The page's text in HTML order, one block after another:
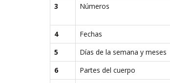
3
Números
4
Fechas
5
Días de la semana y meses
6
Partes del cuerpo